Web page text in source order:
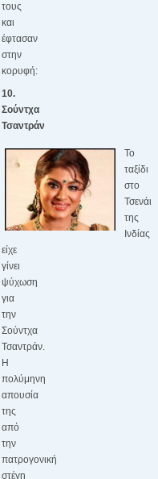
τους
και
έφτασαν
στην
κορυφή:
10.
Σούντχα
Τσαντράν
Το
ταξίδι
στο
Τσενάι
της
Ινδίας
είχε
γίνει
ψύχωση
για
την
Σούντχα
Τσαντράν.
Η
πολύμηνη
απουσία
της
από
την
πατρογονική
στέγη